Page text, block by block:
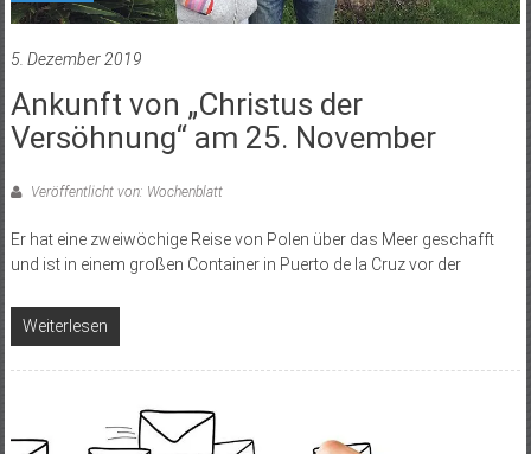
5. Dezember 2019
Ankunft von „Christus der
Versöhnung“ am 25. November
Veröffentlicht von: Wochenblatt
Er hat eine zweiwöchige Reise von Polen über das Meer geschafft
und ist in einem großen Container in Puerto de la Cruz vor der
Weiterlesen